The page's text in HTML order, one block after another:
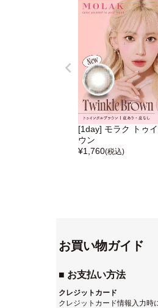
[1day] モラク トゥ
ウン
¥1,760(税込)
お買い物ガイド
■ お支払い方法
クレジットカード
クレジットカード情報入力時